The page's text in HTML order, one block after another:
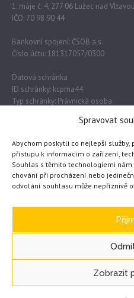
Spravovat
Abychom poskytli co nejlepší
přístupu k informacím o zařízení,
Souhlas s těmito technologiemi
chování při procházení nebo
odvolání souhlasu může nepříznivě
Zobrazit
1. máje č. 4, 277 06 Lužec nad Vltavou
IČO: 70 98 90 44
Bankovní spojení: ČSOB a.s.
Číslo účtu: 181317057/0300
Datová schránka
ID schránky: kcpma44
Typ schránky: Právnická osoba
Obec Lužec nad Vltavou
MŠMT